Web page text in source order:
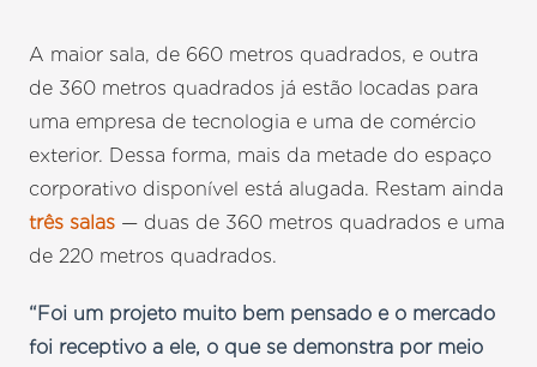
A maior sala, de 660 metros quadrados, e outra
de 360 metros quadrados já estão locadas para
uma empresa de tecnologia e uma de comércio
exterior. Dessa forma, mais da metade do espaço
corporativo disponível está alugada. Restam ainda
três salas — duas de 360 metros quadrados e uma
de 220 metros quadrados.
“Foi um projeto muito bem pensado e o mercado
foi receptivo a ele, o que se demonstra por meio